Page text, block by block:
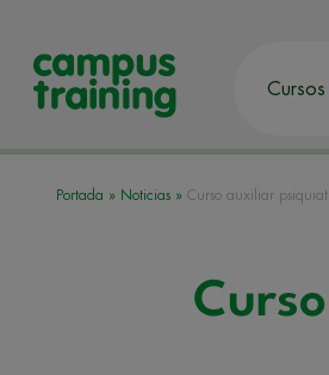
Cursos
Portada » Noticias » Curso auxiliar